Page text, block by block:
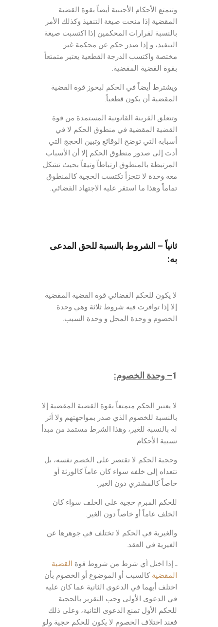
وتتمتع الأحكام الأجنبية أيضاً بقوة القضية
المقضية إذا منحت صيغة التنفيذ وكذلك الأمر
بالنسبة لقرارات المحكمين إذا اكتسبت صيغة
التنفيذ، و إذا صدر حكم عن محكمة غير
مختصة واكتسب الدرجة القطعية يعتبر متمتعاً
بقوة القضية المقضية.
ويشترط أيضاً في الحكم ليحوز قوة القضية
المقضية أن يكون قطعياً.
وتتعلق القرينة القانونية المستمدة من قوة
القضية المقضية في منطوق الحكم لا في
أسبابه التي توضح الوقائع وتبين الحجج التي
أدت إلى صدور منطوق الحكم إلا أن الأسباب
المرتبطة بالمنطوق ارتباطاً وثيقاً بحيث تشكل
معه وحدة لا تتجزأ تكتسب الحجية كالمنطوق
تماماً وهذا ما استقر عليه الاجتهاد القضائي.
ثانياً – الشروط بالنسبة للحق المدعى
به:
لا يكون للحكم القضائي قوة القضية المقضية
إلا إذا توافرت فيه شروط ثلاثة وهي وحدة
الخصوم و وحدة المحل و وحدة السبب.
1
– وحدة الخصوم:
لا يعتبر الحكم متمتعاً بقوة القضية المقضية إلا
بالنسبة للخصوم الذي صدر بمواجهتهم ولا أثر
له بالنسبة للغير، وهذا الشرط مستمد من مبدأ
نسبية الأحكام.
وحجية الحكم لا تقتصر على الخصم نفسه، بل
تتعداه إلى خلفه سواء كان عاماً كالورثة أو
خاصاً كالمشتري دون الغير.
للحكم المبرم حجية على الخلف سواء كان
الخلف عاماً أو خاصاً دون الغير.
والغيرية في الحكم لا تختلف في جوهرها عن
الغيرية في العقد.
ـ إذا اختل أي شرط من شروط قوة القضية
المقضية كالسبب أو الموضوع أو الخصوم بأن
اختلف أيهما في الدعوى الثانية عما كان عليه
في الدعوى الأولى وجب التقرير بالحجية
للحكم الأول تمنع الدعوى الثانية، وعلى ذلك
فعند اختلاف الخصوم لا يكون للحكم حجية ولو